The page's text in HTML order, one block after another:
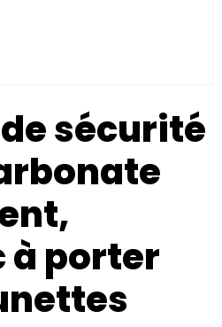
sécurité
à porter